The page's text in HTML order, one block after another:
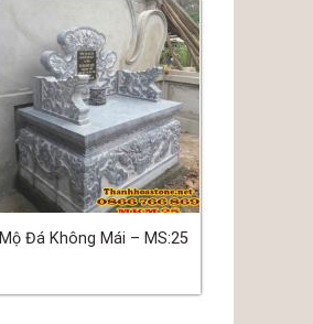
Mộ Đá Không Mái – MS:25